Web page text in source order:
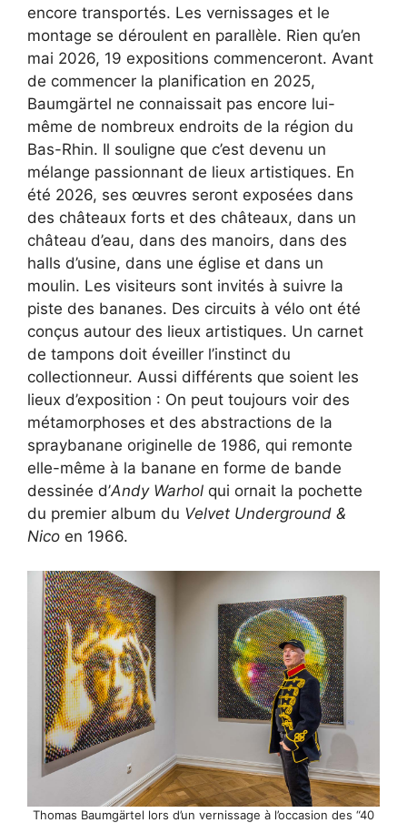
encore transportés. Les vernissages et le
montage se déroulent en parallèle. Rien qu’en
mai 2026, 19 expositions commenceront. Avant
de commencer la planification en 2025,
Baumgärtel ne connaissait pas encore lui-
même de nombreux endroits de la région du
Bas-Rhin. Il souligne que c’est devenu un
mélange passionnant de lieux artistiques. En
été 2026, ses œuvres seront exposées dans
des châteaux forts et des châteaux, dans un
château d’eau, dans des manoirs, dans des
halls d’usine, dans une église et dans un
moulin. Les visiteurs sont invités à suivre la
piste des bananes. Des circuits à vélo ont été
conçus autour des lieux artistiques. Un carnet
de tampons doit éveiller l’instinct du
collectionneur. Aussi différents que soient les
lieux d’exposition : On peut toujours voir des
métamorphoses et des abstractions de la
spraybanane originelle de 1986, qui remonte
elle-même à la banane en forme de bande
dessinée d’Andy Warhol qui ornait la pochette
du premier album du Velvet Underground &
Nico en 1966.
Thomas Baumgärtel lors d’un vernissage à l’occasion des “40